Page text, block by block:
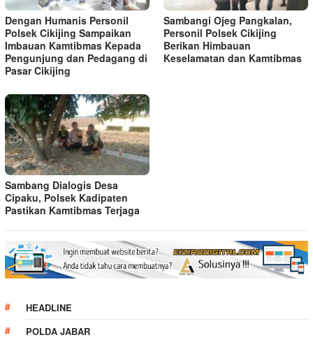
Dengan Humanis Personil
Polsek Cikijing Sampaikan
Imbauan Kamtibmas Kepada
Pengunjung dan Pedagang di
Pasar Cikijing
Sambangi Ojeg Pangkalan,
Personil Polsek Cikijing
Berikan Himbauan
Keselamatan dan Kamtibmas
Sambang Dialogis Desa
Cipaku, Polsek Kadipaten
Pastikan Kamtibmas Terjaga
HEADLINE
POLDA JABAR